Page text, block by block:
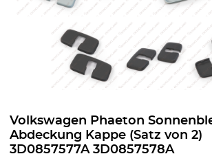
Volkswagen Phaeton
Abdeckung Kappe (Satz von 2)
3D0857577A 3D0857578A